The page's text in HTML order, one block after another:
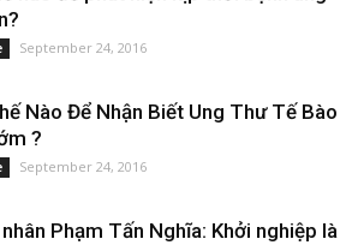
September 24, 2016
Nào Để Nhận Biết Ung Thư Tế Bào
?
September 24, 2016
Phạm Tấn Nghĩa: Khởi nghiệp là